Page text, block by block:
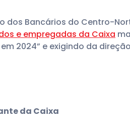
dos Bancários do Centro-
e empregadas da Caixa
2024” e exigindo da
da Caixa